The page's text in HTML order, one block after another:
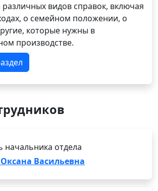
видов справок, включая
о семейном положении, о
которые нужны в
производстве.
начальника отдела
Васильевна